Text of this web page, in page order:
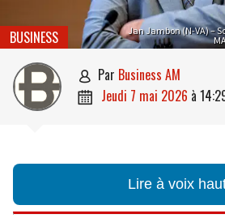
Jan Jambon (N-VA) –
BUSINESS
 par Business AM
 jeudi 7 mai 2026 à
Lire à voix